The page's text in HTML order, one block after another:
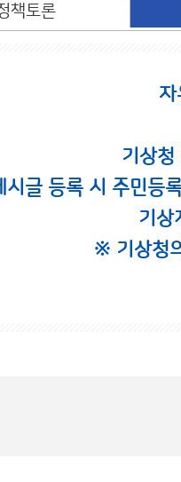
책토론
기상
시글 등록 시 주민등
기상
※ 기상청